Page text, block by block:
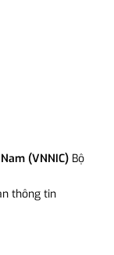
(VNNIC) Bộ
thông tin